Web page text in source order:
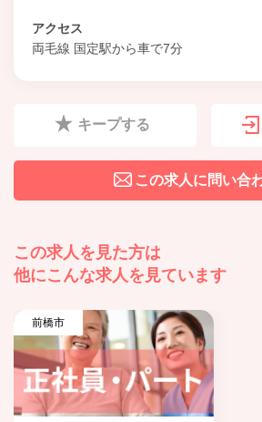
アクセス
両毛線 国定駅から車で7分
キープする
この求人に問い合
この求人を見た方は
他にこんな求人を見ています
前橋市